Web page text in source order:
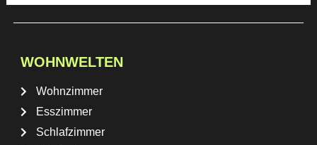
WOHNWELTEN
Wohnzimmer
Esszimmer
Schlafzimmer